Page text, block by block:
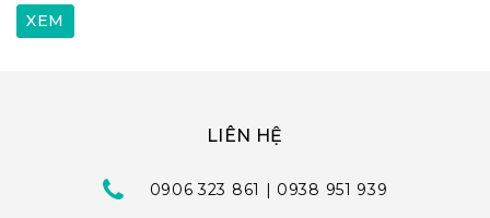
LIÊN HỆ
0906 323 861 | 0938 951 939